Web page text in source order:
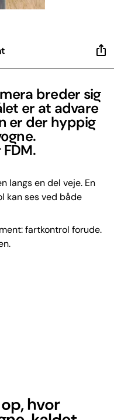
breder sig
er at advare
er der hyppig
langs en del veje. En
kan ses ved både
fartkontrol forude.
hvor